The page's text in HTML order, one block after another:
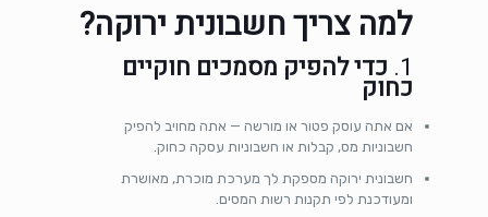
למה צריך חשבונית ירוקה?
1. כדי להפיק מסמכים חוקיים
כחוק
אם אתה עוסק פטור או מורשה — אתה מחויב להפיק
חשבוניות מס, קבלות או חשבוניות עסקה כחוק.
חשבונית ירוקה מספקת לך מערכת מוכרת, מאושרת
ומעודכנת לפי תקנות רשות המסים.